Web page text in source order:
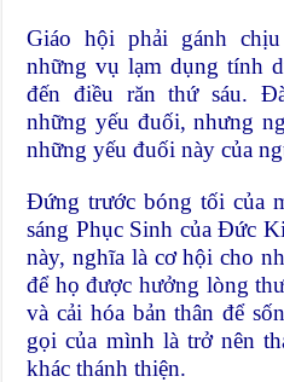
Giáo hội phải gánh
những vụ lạm dụng tính
đến điều răn thứ sáu.
những yếu đuối, nhưng
những yếu đuối này của
Đứng trước bóng tối của
sáng Phục Sinh của Đức
này, nghĩa là cơ hội cho
để họ được hưởng lòng
và cải hóa bản thân để
gọi của mình là trở nên
khác thánh thiện.